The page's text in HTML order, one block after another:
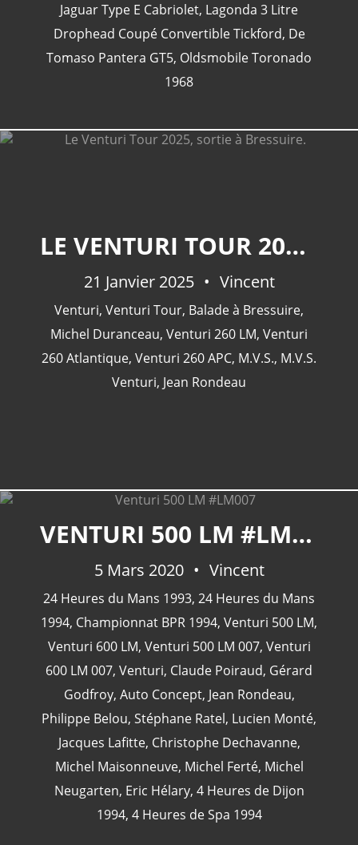
Jaguar Type E Cabriolet, Lagonda 3 Litre
Drophead Coupé Convertible Tickford, De
Tomaso Pantera GT5, Oldsmobile Toronado
1968
LE VENTURI TOUR 2025, SORTIE À BRESSUIRE.
21 Janvier 2025 Vincent
Venturi, Venturi Tour, Balade à Bressuire,
Michel Duranceau, Venturi 260 LM, Venturi
260 Atlantique, Venturi 260 APC, M.V.S., M.V.S.
Venturi, Jean Rondeau
VENTURI 500 LM #LM007
5 Mars 2020 Vincent
24 Heures du Mans 1993, 24 Heures du Mans
1994, Championnat BPR 1994, Venturi 500 LM,
Venturi 600 LM, Venturi 500 LM 007, Venturi
600 LM 007, Venturi, Claude Poiraud, Gérard
Godfroy, Auto Concept, Jean Rondeau,
Philippe Belou, Stéphane Ratel, Lucien Monté,
Jacques Lafitte, Christophe Dechavanne,
Michel Maisonneuve, Michel Ferté, Michel
Neugarten, Eric Hélary, 4 Heures de Dijon
1994, 4 Heures de Spa 1994